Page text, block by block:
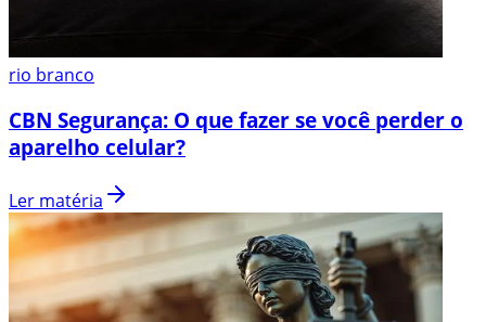
rio branco
CBN Segurança: O que fazer se você perder o
aparelho celular?
Ler matéria